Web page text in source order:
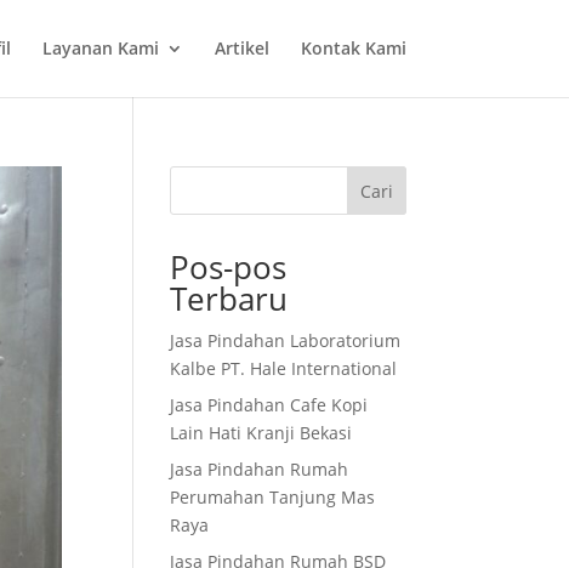
Layanan Kami Artikel Kontak Kami
Cari
Pos-pos
Terbaru
Jasa Pindahan Laboratorium
Kalbe PT. Hale International
Jasa Pindahan Cafe Kopi
Lain Hati Kranji Bekasi
Jasa Pindahan Rumah
Perumahan Tanjung Mas
Raya
Jasa Pindahan Rumah BSD